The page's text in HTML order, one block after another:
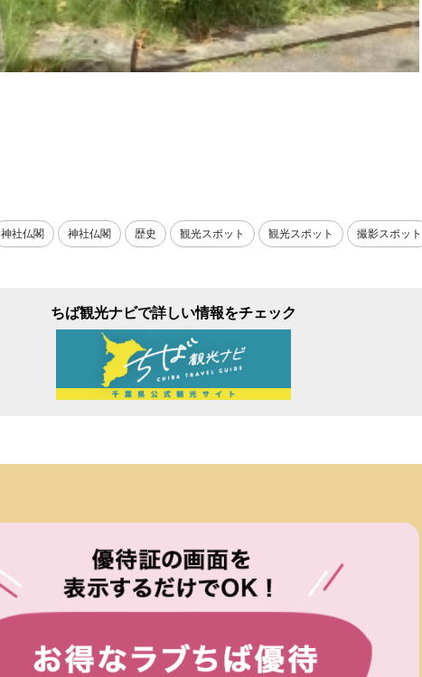
神社仏閣 神社仏閣 歴史 観光スポット 観光スポット 撮影スポット
ちば観光ナビで詳しい情報をチェック